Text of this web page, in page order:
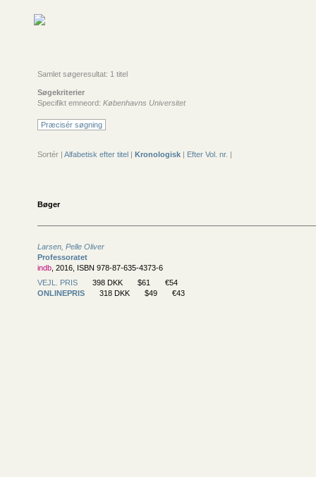
Samlet søgeresultat: 1 titel
Søgekriterier
Specifikt emneord: Københavns Universitet
Præcisér søgning
Sortér | Alfabetisk efter titel | Kronologisk | Efter Vol. nr. |
Bøger
Larsen, Pelle Oliver
Professoratet
indb , 2016, ISBN 978-87-635-4373-6
VEJL. PRIS
398 DKK $61
€54
ONLINEPRIS
318 DKK $49 €43